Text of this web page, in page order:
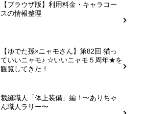
【ブラウザ版】利用料金・キャラコー
スの情報整理
【ゆでた孫×ニャモさん】第82回 猫っ
ていいニャモ♪ ☆いいニャモ５周年★を
観覧してきた！
裁縫職人「体上装備」編！〜ありちゃ
ん職人ラリー〜